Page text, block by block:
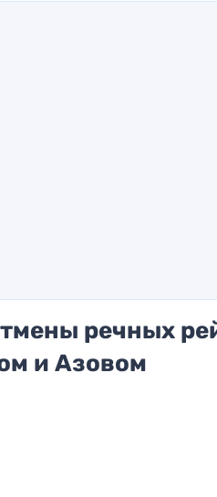
речных
и Азовом